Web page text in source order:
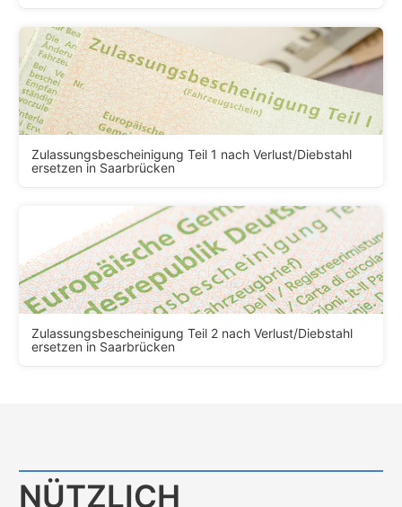
Zulassungsbescheinigung Teil 1 nach Verlust/Diebstahl
ersetzen in Saarbrücken
Zulassungsbescheinigung Teil 2 nach Verlust/Diebstahl
ersetzen in Saarbrücken
NÜTZLICH